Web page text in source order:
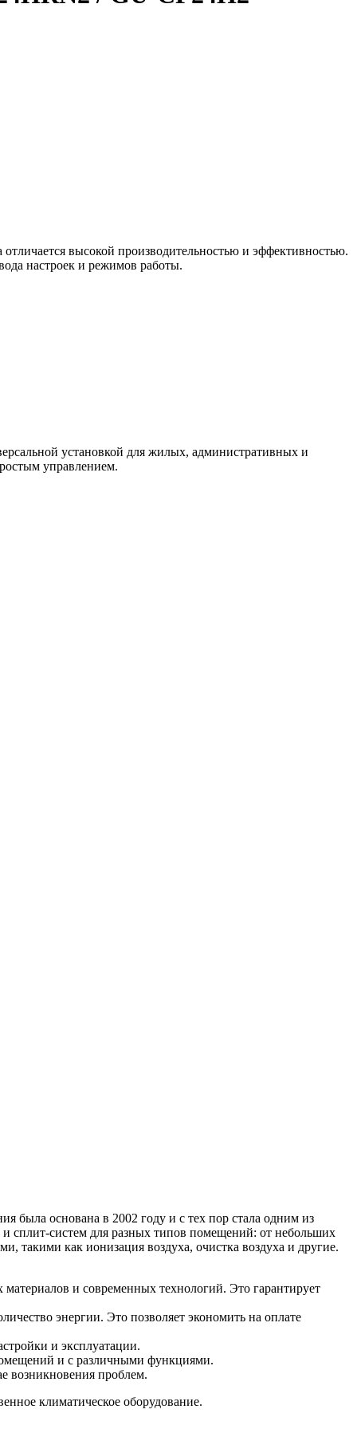
высокой производительностью и эффективностью.
настроек и режимов работы.
установкой для жилых, административных и
управлением.
была основана в 2002 году и с тех пор стала одним из
сплит-систем для разных типов помещений: от небольших
такими как ионизация воздуха, очистка воздуха и другие.
и современных технологий. Это гарантирует
энергии. Это позволяет экономить на оплате
и эксплуатации.
и с различными функциями.
возникновения проблем.
климатическое оборудование.